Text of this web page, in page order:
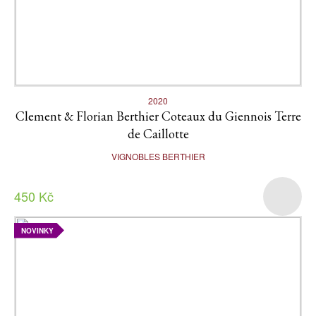
2020
Clement & Florian Berthier Coteaux du Giennois Terre
de Caillotte
VIGNOBLES BERTHIER
450 Kč
NOVINKY